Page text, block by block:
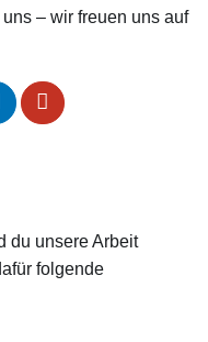
– wir freuen uns auf
du unsere Arbeit
folgende